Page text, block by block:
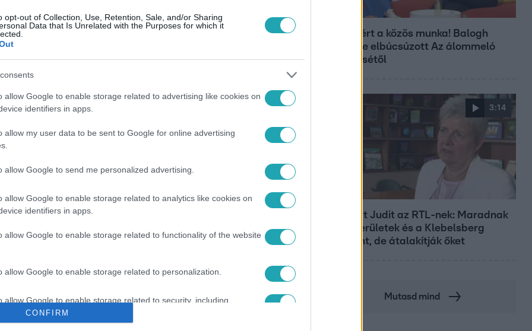
opt-out of Collection, Use, Retention, Sale, and/or Sharing
Data that Is Unrelated with the Purposes for which it
allow Google to enable storage related to advertising like cookies on
identifiers in apps.
allow my user data to be sent to Google for online advertising
allow Google to send me personalized advertising.
allow Google to enable storage related to analytics like cookies on
identifiers in apps.
allow Google to enable storage related to functionality of the website
allow Google to enable storage related to personalization.
allow Google to enable storage related to security, including
functionality and fraud prevention, and other user protection.
CONFIRM
legyen a Google-találatokban!
ERKÖLCSRENDÉSZET
Véget ért a közös munka! Balogh
Levente elbúcsúzott Az álommeló
győztesétől
3:14
Lannert Judit az RTL-nek: Maradnak
a tankerületek és a Klebelsberg
Központ, de átalakítják őket
Mutasd mind